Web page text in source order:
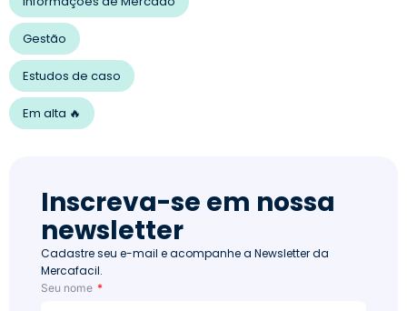
Gestão
Estudos de caso
Em alta 🔥
Inscreva-se em nossa
newsletter
Cadastre seu e-mail e acompanhe a Newsletter da
Mercafacil.
Seu nome